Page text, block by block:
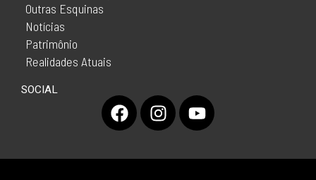
Outras Esquinas
Notícias
Patrimônio
Realidades Atuais
SOCIAL